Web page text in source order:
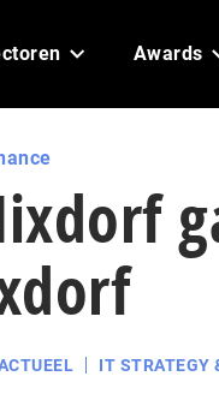
Awards
IT STRATEGY